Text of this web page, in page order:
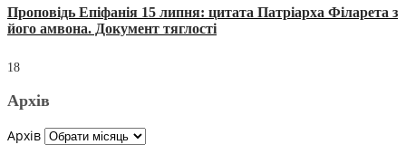
Проповідь Епіфанія 15 липня: цитата Патріарха Філарета з
його амвона. Документ тяглості
18
Архів
Архів